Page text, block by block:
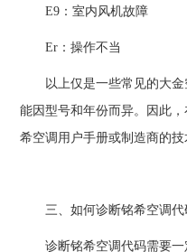
E9：室内风机故障
Er：操作不当
以上仅是一些常见的大金
能因型号和年份而异。因此
希空调用户手册或制造商的技
三、如何诊断铭希空调代
诊断铭希空调代码需要一